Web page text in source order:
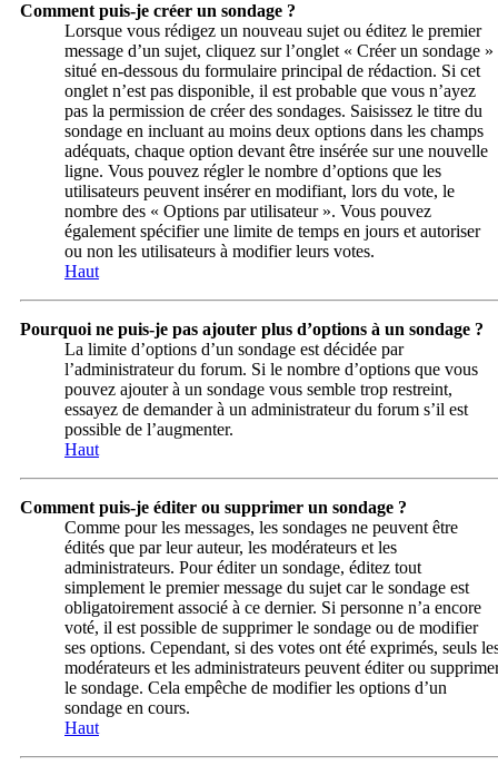
Comment puis-je créer un sondage ?
Lorsque vous rédigez un nouveau sujet ou éditez le premier
message d’un sujet, cliquez sur l’onglet « Créer un sondage »
situé en-dessous du formulaire principal de rédaction. Si cet
onglet n’est pas disponible, il est probable que vous n’ayez
pas la permission de créer des sondages. Saisissez le titre du
sondage en incluant au moins deux options dans les champs
adéquats, chaque option devant être insérée sur une nouvelle
ligne. Vous pouvez régler le nombre d’options que les
utilisateurs peuvent insérer en modifiant, lors du vote, le
nombre des « Options par utilisateur ». Vous pouvez
également spécifier une limite de temps en jours et autoriser
ou non les utilisateurs à modifier leurs votes.
Haut
Pourquoi ne puis-je pas ajouter plus d’options à un sondage ?
La limite d’options d’un sondage est décidée par
l’administrateur du forum. Si le nombre d’options que vous
pouvez ajouter à un sondage vous semble trop restreint,
essayez de demander à un administrateur du forum s’il est
possible de l’augmenter.
Haut
Comment puis-je éditer ou supprimer un sondage ?
Comme pour les messages, les sondages ne peuvent être
édités que par leur auteur, les modérateurs et les
administrateurs. Pour éditer un sondage, éditez tout
simplement le premier message du sujet car le sondage est
obligatoirement associé à ce dernier. Si personne n’a encore
voté, il est possible de supprimer le sondage ou de modifier
ses options. Cependant, si des votes ont été exprimés, seuls
modérateurs et les administrateurs peuvent éditer ou
le sondage. Cela empêche de modifier les options d’un
sondage en cours.
Haut